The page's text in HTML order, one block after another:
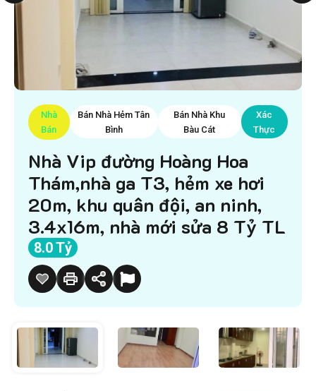
Nhà
Bán
Bán Nhà Hẻm Tân
Bình
Bán Nhà Khu
Bàu Cát
Xác
Thực
Nhà Vip đường Hoàng Hoa
Thám,nhà ga T3, hẻm xe hơi
20m, khu quân đội, an ninh,
3.4x16m, nhà mới sửa 8 Tỷ TL
8.0 Tỷ